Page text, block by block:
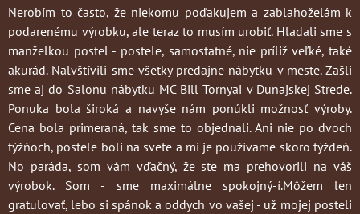
Nerobím to často, že niekomu poďakujem a zablahoželám k
podarenému výrobku, ale teraz to musím urobiť. Hladali sme s
manželkou postel - postele, samostatné, nie príliž veľké, také
akurád. Nalvštívili sme všetky predajne nábytku v meste. Zašli
sme aj do Salonu nábytku MC Bill Tornyai v Dunajskej Strede.
Ponuka bola široká a navyše nám ponúkli možnosť výroby.
Cena bola primeraná, tak sme to objednali. Ani nie po dvoch
týžňoch, postele boli na svete a mi je používame skoro týždeň.
No paráda, som vám vďačný, že ste ma prehovorili na váš
výrobok. Som - sme maximálne spokojný-í.Môžem len
gratulovať, lebo si spánok a oddych vo vašej - už mojej posteli